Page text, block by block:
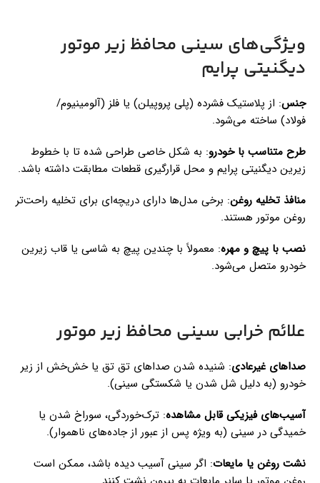
ویژگی‌های سینی محافظ زیر موتور
دیگنیتی پرایم
جنس: از پلاستیک فشرده (پلی پروپیلن) یا فلز (آلومینیوم/
فولاد) ساخته می‌شود.
طرح متناسب با خودرو: به شکل خاصی طراحی شده تا با خطوط
زیرین دیگنیتی پرایم و محل قرارگیری قطعات مطابقت داشته باشد.
منافذ تخلیه روغن: برخی مدل‌ها دارای دریچه‌ای برای تخلیه راحت‌تر
روغن موتور هستند.
نصب با پیچ و مهره: معمولاً با چندین پیچ به شاسی یا قاب زیرین
خودرو متصل می‌شود.
علائم خرابی سینی محافظ زیر موتور
صداهای غیرعادی: شنیده شدن صداهای تق تق یا خش‌خش از زیر
خودرو (به دلیل شل شدن یا شکستگی سینی).
آسیب‌های فیزیکی قابل مشاهده: ترک‌خوردگی، سوراخ شدن یا
خمیدگی در سینی (به ویژه پس از عبور از جاده‌های ناهموار).
نشت روغن یا مایعات: اگر سینی آسیب دیده باشد، ممکن است